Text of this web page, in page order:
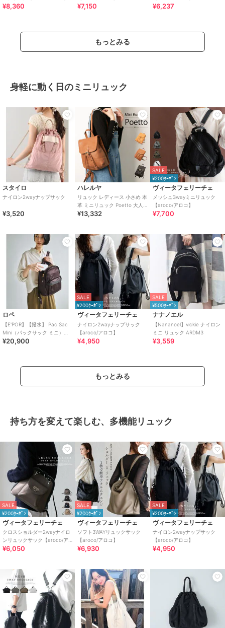
¥8,360 ¥7,150 ¥6,237
もっとみる
身軽に動く日のミニリュック
スタイロ
ナイロン2wayナップサック
¥3,520
ハレルヤ
リュック レディース 小さめ 本
革 ミニリュック Poetto 大人
バッグ シンプル ミニ
¥13,332
SALE
¥200ｸｰﾎﾟﾝ
ヴィータフェリーチェ
メッシュ3wayミニリュック
【aroco/アロコ】
¥7,700
ロペ
【E'POR】【撥水】 Pac Sac
Mini（パックサック ミニ）
【26AW/新型】/一部WEB
¥20,900
SALE
¥200ｸｰﾎﾟﾝ
ヴィータフェリーチェ
ナイロン2wayナップサック
【aroco/アロコ】
¥4,950
SALE
¥500ｸｰﾎﾟﾝ
ナナノエル
【Nananoel】vickie ナイロン
ミニ リュック ARDM3
¥3,559
もっとみる
持ち方を変えて楽しむ、多機能リュック
SALE
¥200ｸｰﾎﾟﾝ
ヴィータフェリーチェ
クロスショルダー2wayナイロ
ンリュックサック【aroco/ア
ロコ】
¥6,050
SALE
¥200ｸｰﾎﾟﾝ
ヴィータフェリーチェ
ソフト3WAYリュックサック
【aroco/アロコ】
¥6,930
SALE
¥200ｸｰﾎﾟﾝ
ヴィータフェリーチェ
ナイロン2wayナップサック
【aroco/アロコ】
¥4,950